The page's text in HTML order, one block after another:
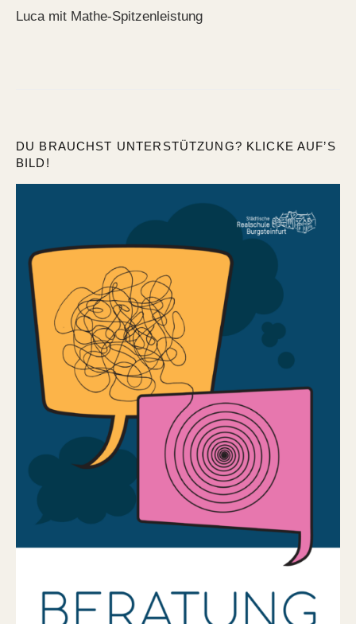
Luca mit Mathe-Spitzenleistung
DU BRAUCHST UNTERSTÜTZUNG? KLICKE AUF’S
BILD!